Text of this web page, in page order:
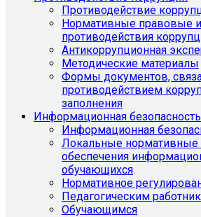
Противодействие
Нормативные правовые
противодействия
Антикоррупционная
Методические материалы
Формы документов,
противодействием
заполнения
Информационная безопасность
Информационная
Локальные нормативные
обеспечения
обучающихся
Нормативное
Педагогическим
Обучающимся